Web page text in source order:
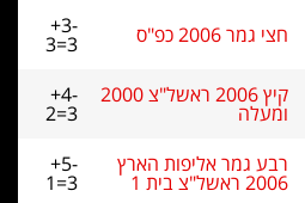
חצי גמר 2006 כפ"ס +3-
3=3
קיץ 2006 ראשל"צ 2000
ומעלה
+4-
2=3
רבע גמר אליפות הארץ
2006 ראשל"צ בית 1
+5-
1=3